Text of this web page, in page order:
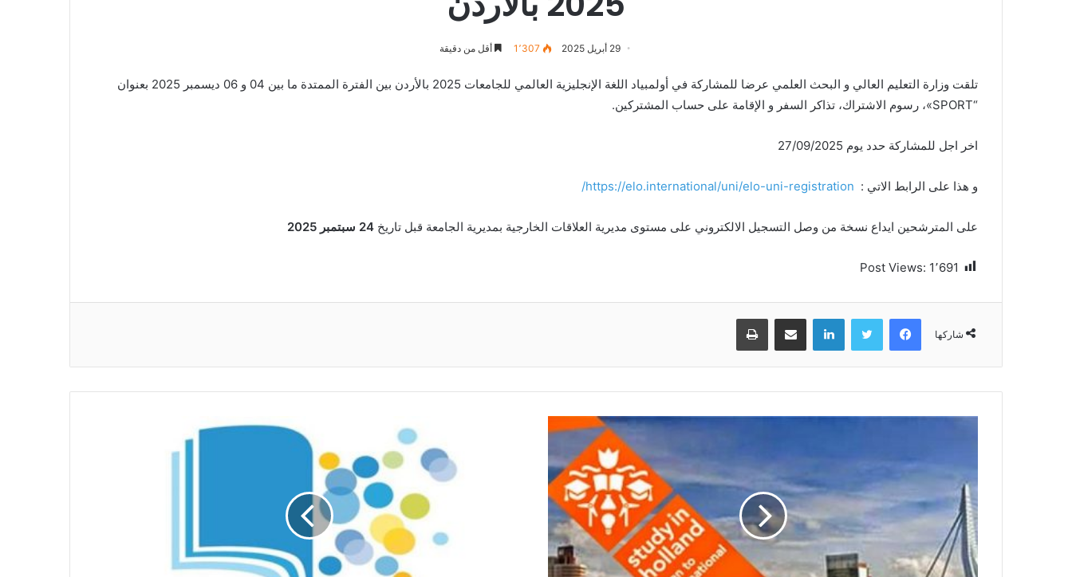
29 أبريل 2025 1٬307 أقل من دقيقة
تلقت وزارة التعليم العالي و البحث العلمي عرضا للمشاركة في أولمبياد اللغة الإنجليزية العالمي للجامعات 2025 بالأردن بين الفترة الممتدة ما بين 04 و 06 ديسمبر 2025 بعنوان
“SPORT»، رسوم الاشتراك، تذاكر السفر و الإقامة على حساب المشتركين.
اخر اجل للمشاركة حدد يوم 27/09/2025
و هذا على الرابط الاتي : https://elo.international/uni/elo-uni-registration/
على المترشحين ايداع نسخة من وصل التسجيل الالكتروني على مستوى مديرية العلاقات الخارجية بمديرية الجامعة قبل تاريخ 24 سبتمبر 2025
Post Views: 1٬691
شاركها
فيسبوك تويتر لينكدإن مشاركة عبر البريد طباعة